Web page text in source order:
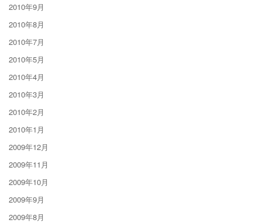
2010年9月
2010年8月
2010年7月
2010年5月
2010年4月
2010年3月
2010年2月
2010年1月
2009年12月
2009年11月
2009年10月
2009年9月
2009年8月